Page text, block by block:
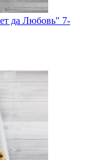
да Любовь" 7-